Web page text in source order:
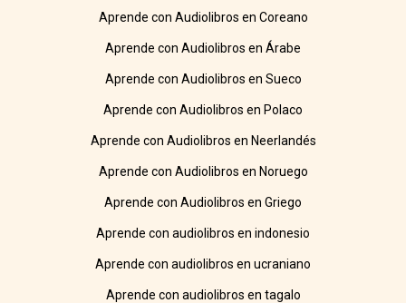
Aprende con Audiolibros en Coreano
Aprende con Audiolibros en Árabe
Aprende con Audiolibros en Sueco
Aprende con Audiolibros en Polaco
Aprende con Audiolibros en Neerlandés
Aprende con Audiolibros en Noruego
Aprende con Audiolibros en Griego
Aprende con audiolibros en indonesio
Aprende con audiolibros en ucraniano
Aprende con audiolibros en tagalo